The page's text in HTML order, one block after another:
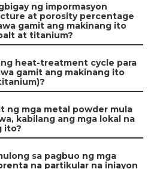
ng impormasyon
at porosity percentage
gamit ang makinang ito
at titanium?
heat-treatment cycle para
gamit ang makinang ito
ng mga metal powder mula
kabilang ang mga lokal na
ito?
sa pagbuo ng mga
na partikular na iniayon